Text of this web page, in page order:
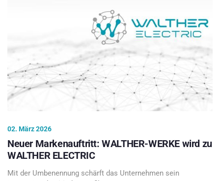
02. März 2026
Neuer Markenauftritt: WALTHER-WERKE wird zu
WALTHER ELECTRIC
Mit der Umbenennung schärft das Unternehmen sein